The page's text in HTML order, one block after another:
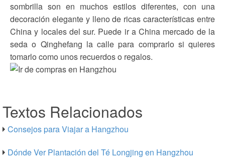
sombrilla son en muchos estilos diferentes, con una
decoración elegante y lleno de ricas características entre
China y locales del sur. Puede ir a China mercado de la
seda o Qinghefang la calle para comprarlo si quieres
tomarlo como unos recuerdos o regalos.
Textos Relacionados
Consejos para Viajar a Hangzhou
Dónde Ver Plantación del Té Longjing en Hangzhou